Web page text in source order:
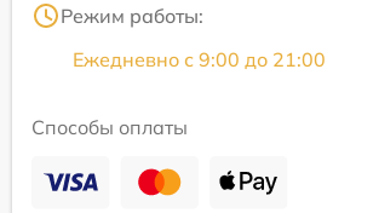
Режим работы:
Ежедневно с 9:00 до 21:00
Способы оплаты